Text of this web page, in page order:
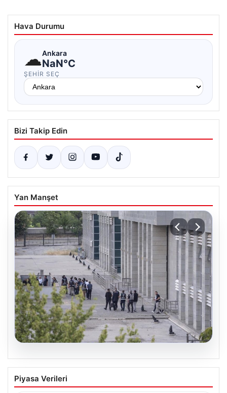
Hava Durumu
☁Ankara
NaN°C
ŞEHIR SEÇ
Bizi Takip Edin
Yan Manşet
Etimesgut Belediye Soruşturmasında
Şok Gelişme: Başkan Yardımcısının
Piyasa Verileri